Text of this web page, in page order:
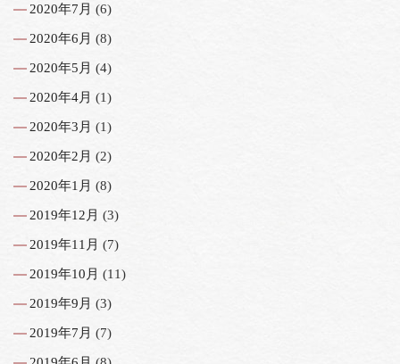
2020年7月 (6)
2020年6月 (8)
2020年5月 (4)
2020年4月 (1)
2020年3月 (1)
2020年2月 (2)
2020年1月 (8)
2019年12月 (3)
2019年11月 (7)
2019年10月 (11)
2019年9月 (3)
2019年7月 (7)